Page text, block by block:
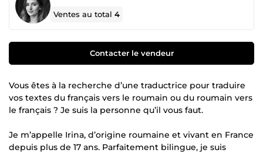
Ventes au total4
Contacter le vendeur
Vous êtes à la recherche d’une traductrice pour traduire
vos textes du français vers le roumain ou du roumain vers
le français ? Je suis la personne qu’il vous faut.
Je m’appelle Irina, d’origine roumaine et vivant en France
depuis plus de 17 ans. Parfaitement bilingue, je suis